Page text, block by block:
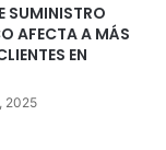
SUMINISTRO
AFECTA A MÁS
EN
2025